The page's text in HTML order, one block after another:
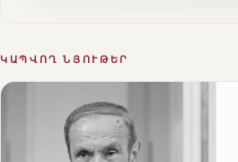
ԿԱՊՎՈՂ ՆՅՈՒԹԵՐ